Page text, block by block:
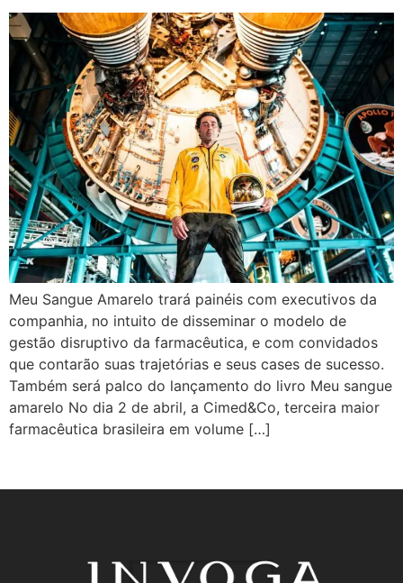
Meu Sangue Amarelo trará painéis com executivos da
companhia, no intuito de disseminar o modelo de
gestão disruptivo da farmacêutica, e com convidados
que contarão suas trajetórias e seus cases de sucesso.
Também será palco do lançamento do livro Meu sangue
amarelo No dia 2 de abril, a Cimed&Co, terceira maior
farmacêutica brasileira em volume […]